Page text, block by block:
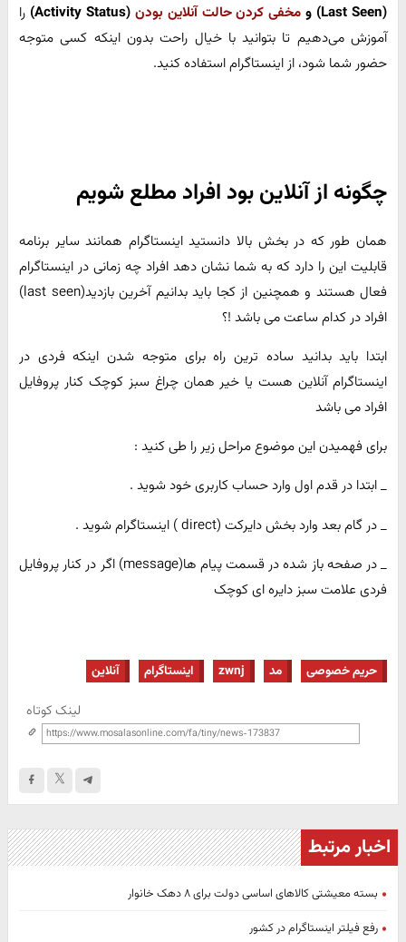
(Last Seen) و
مخفی کردن حالت آنلاین بودن (Activity Status)
را
آموزش می‌دهیم تا بتوانید با خیال راحت بدون اینکه کسی متوجه
حضور شما شود، از اینستاگرام استفاده کنید.
چگونه از آنلاین بود افراد مطلع شویم
همان طور که در بخش بالا دانستید اینستاگرام همانند سایر برنامه
قابلیت این را دارد که به شما نشان دهد افراد چه زمانی در اینستاگرام
فعال هستند و همچنین از کجا باید بدانیم آخرین بازدید(last seen)
افراد در کدام ساعت می باشد !؟
ابتدا باید بدانید ساده ترین راه برای متوجه شدن اینکه فردی در
اینستاگرام آنلاین هست یا خیر همان چراغ سبز کوچک کنار پروفایل
افراد می باشد
برای فهمیدن این موضوع مراحل زیر را طی کنید :
_ ابتدا در قدم اول وارد حساب کاربری خود شوید .
_ در گام بعد وارد بخش دایرکت (direct ) اینستاگرام شوید .
_ در صفحه باز شده در قسمت پیام ها(message) اگر در کنار پروفایل
فردی علامت سبز دایره ای کوچک
حریم خصوصی مد zwnj اینستاگرام آنلاین
لینک کوتاه
اخبار مرتبط
بسته معیشتی کالاهای اساسی دولت برای ۸ دهک خانوار
رفع فیلتر اینستاگرام در کشور